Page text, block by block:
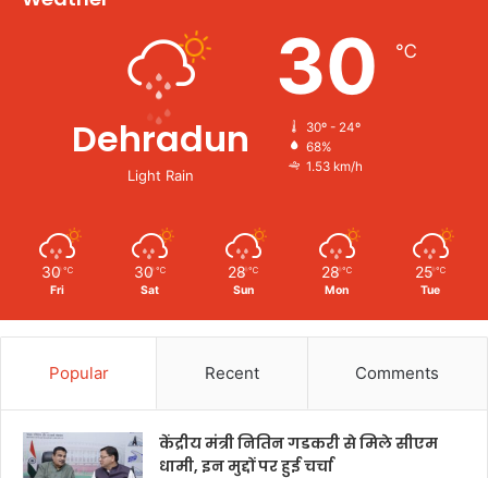
Dehradun
Light Rain
30 ℃
30º - 24º
68%
1.53 km/h
30 ℃
Fri
30 ℃
Sat
28 ℃
Sun
28 ℃
Mon
25 ℃
Tue
Popular Recent Comments
केंद्रीय मंत्री नितिन गडकरी से मिले सीएम
धामी, इन मुद्दों पर हुई चर्चा